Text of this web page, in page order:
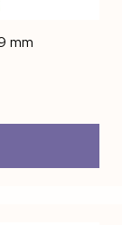
001 Aufsteckkamm Nr. 6 19 mm